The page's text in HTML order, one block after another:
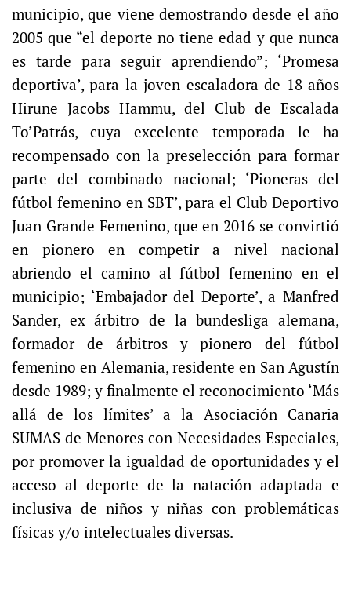
municipio, que viene demostrando desde el año
2005 que “el deporte no tiene edad y que nunca
es tarde para seguir aprendiendo”; ‘Promesa
deportiva’, para la joven escaladora de 18 años
Hirune Jacobs Hammu, del Club de Escalada
To’Patrás, cuya excelente temporada le ha
recompensado con la preselección para formar
parte del combinado nacional; ‘Pioneras del
fútbol femenino en SBT’, para el Club Deportivo
Juan Grande Femenino, que en 2016 se convirtió
en pionero en competir a nivel nacional
abriendo el camino al fútbol femenino en el
municipio; ‘Embajador del Deporte’, a Manfred
Sander, ex árbitro de la bundesliga alemana,
formador de árbitros y pionero del fútbol
femenino en Alemania, residente en San Agustín
desde 1989; y finalmente el reconocimiento ‘Más
allá de los límites’ a la Asociación Canaria
SUMAS de Menores con Necesidades Especiales,
por promover la igualdad de oportunidades y el
acceso al deporte de la natación adaptada e
inclusiva de niños y niñas con problemáticas
físicas y/o intelectuales diversas.